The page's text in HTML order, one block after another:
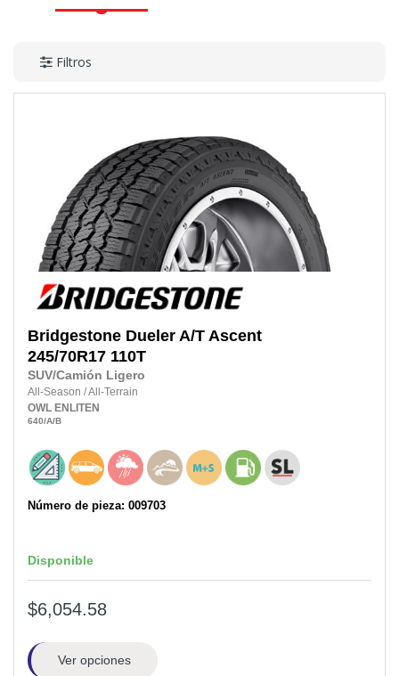
Filtros
Bridgestone Dueler A/T Ascent
245/70R17 110T
SUV/Camión Ligero
All-Season /All-Terrain
OWL ENLITEN
640/A/B
Número de pieza: 009703
Disponible
$6,054.58
Ver opciones